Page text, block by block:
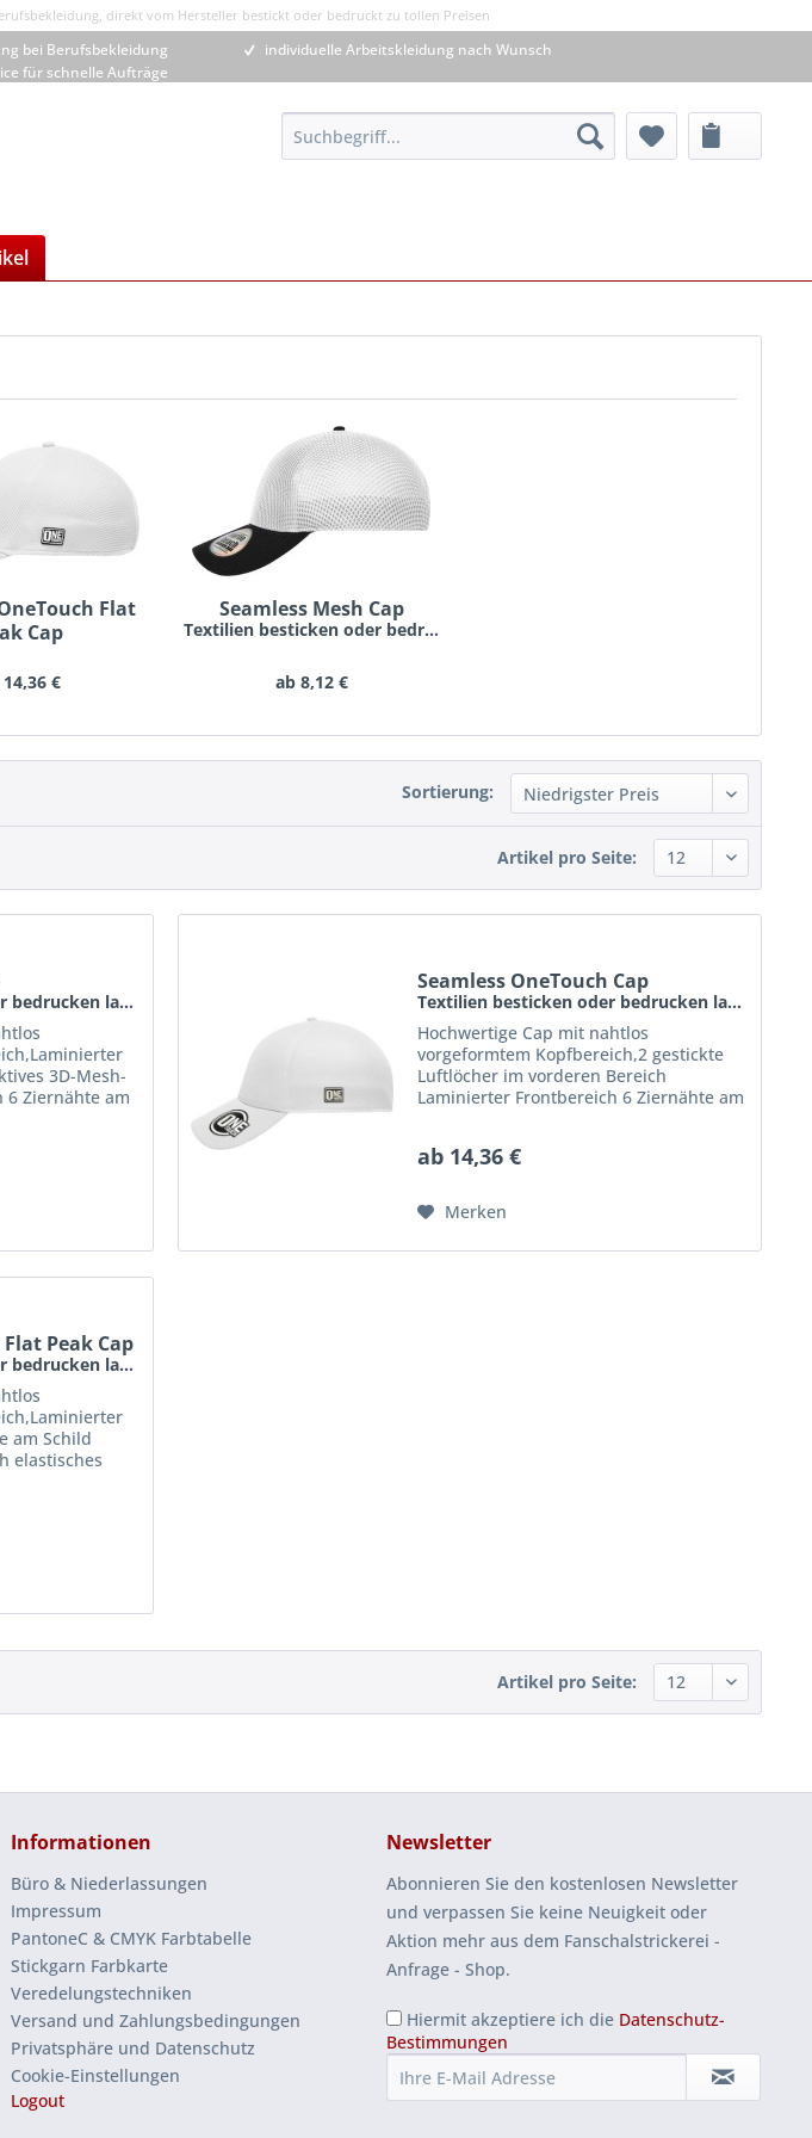
direkt vom Hersteller bestickt oder bedruckt zu tollen Preisen
bei Berufsbekleidung
individuelle Arbeitskleidung nach Wunsch
für schnelle Aufträge
Flat
Cap
€
Seamless Mesh Cap
Textilien besticken oder bedrucken lassen schon...
ab 8,12 €
Sortierung:
Artikel pro Seite:
Textilien besticken oder bedrucken lassen schon...
3D-Mesh-
6 Ziernähte am
"click &
Seamless OneTouch Cap
Textilien besticken oder bedrucken lassen schon...
Hochwertige Cap mit nahtlos
vorgeformtem Kopfbereich,2 gestickte
Luftlöcher im vorderen Bereich
Laminierter Frontbereich 6 Ziernähte am
geschlossen Atmungsaktives...
ab 14,36 €
Merken
Peak Cap
Textilien besticken oder bedrucken lassen schon...
am Schild
elastisches
Material,...
Artikel pro Seite:
Informationen
Büro & Niederlassungen
Impressum
PantoneC & CMYK Farbtabelle
Stickgarn Farbkarte
Veredelungstechniken
Versand und Zahlungsbedingungen
Privatsphäre und Datenschutz
Cookie-Einstellungen
Logout
Newsletter
Abonnieren Sie den kostenlosen Newsletter
und verpassen Sie keine Neuigkeit oder
Aktion mehr aus dem Fanschalstrickerei -
Anfrage - Shop.
Hiermit akzeptiere ich die Datenschutz-
Bestimmungen